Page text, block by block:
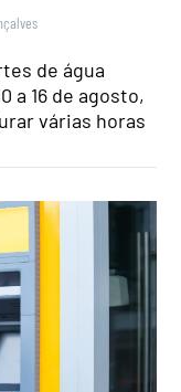
de água
a 16 de agosto,
várias horas